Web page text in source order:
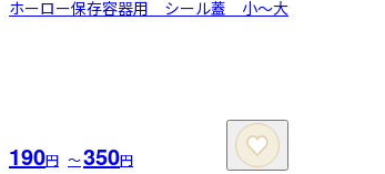
ホーロー保存容器用 シール蓋 小～大
190円 〜350円